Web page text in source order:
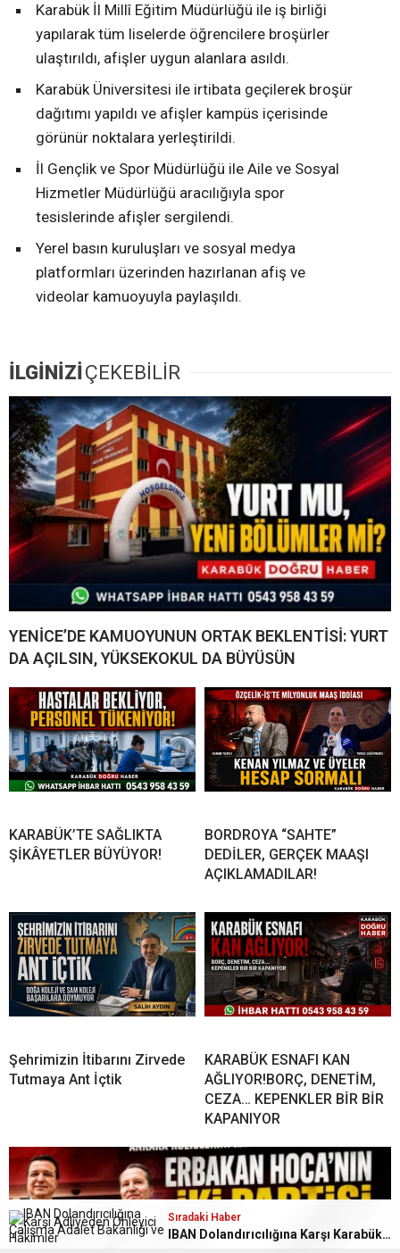
Sıradaki Haber
IBAN Dolandırıcılığına Karşı Karabük Adliyesinden Önleyici Çalışma
Karabük İl Millî Eğitim Müdürlüğü ile iş birliği
yapılarak tüm liselerde öğrencilere broşürler
ulaştırıldı, afişler uygun alanlara asıldı.
Karabük Üniversitesi ile irtibata geçilerek broşür
dağıtımı yapıldı ve afişler kampüs içerisinde
görünür noktalara yerleştirildi.
İl Gençlik ve Spor Müdürlüğü ile Aile ve Sosyal
Hizmetler Müdürlüğü aracılığıyla spor
tesislerinde afişler sergilendi.
Yerel basın kuruluşları ve sosyal medya
platformları üzerinden hazırlanan afiş ve
videolar kamuoyuyla paylaşıldı.
İLGİNİZİÇEKEBİLİR
YENİCE’DE KAMUOYUNUN ORTAK BEKLENTİSİ: YURT
DA AÇILSIN, YÜKSEKOKUL DA BÜYÜSÜN
KARABÜK’TE SAĞLIKTA
ŞİKÂYETLER BÜYÜYOR!
BORDROYA “SAHTE”
DEDİLER, GERÇEK MAAŞI
AÇIKLAMADILAR!
Şehrimizin İtibarını Zirvede
Tutmaya Ant İçtik
KARABÜK ESNAFI KAN
AĞLIYOR!BORÇ, DENETİM,
CEZA… KEPENKLER BİR BİR
KAPANIYOR